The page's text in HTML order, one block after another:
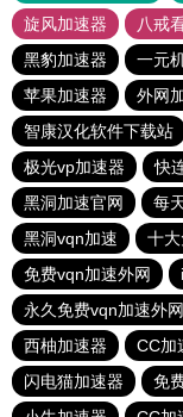
旋风加速器
八戒
黑豹加速器
一元
苹果加速器
外网
智康汉化软件下载站
极光vp加速器
快
黑洞加速官网
每
黑洞vqn加速
十
免费vqn加速外网
永久免费vqn加速外网
西柚加速器
CC加
闪电猫加速器
免